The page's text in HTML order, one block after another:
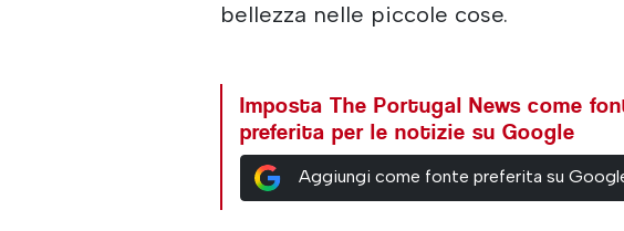
bellezza nelle piccole cose.
Imposta The Portugal News come
preferita per le notizie su Google
Aggiungi come fonte preferita su